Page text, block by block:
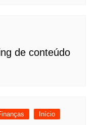
de conteúdo
Início